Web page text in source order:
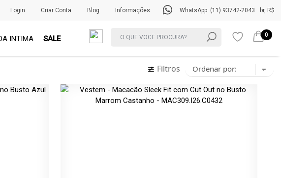
GRÁTIS br, R$
WhatsApp: (11) 93742-2043
Informações
Blog
Criar Conta
Login
INTIMA SALE 0
Filtros